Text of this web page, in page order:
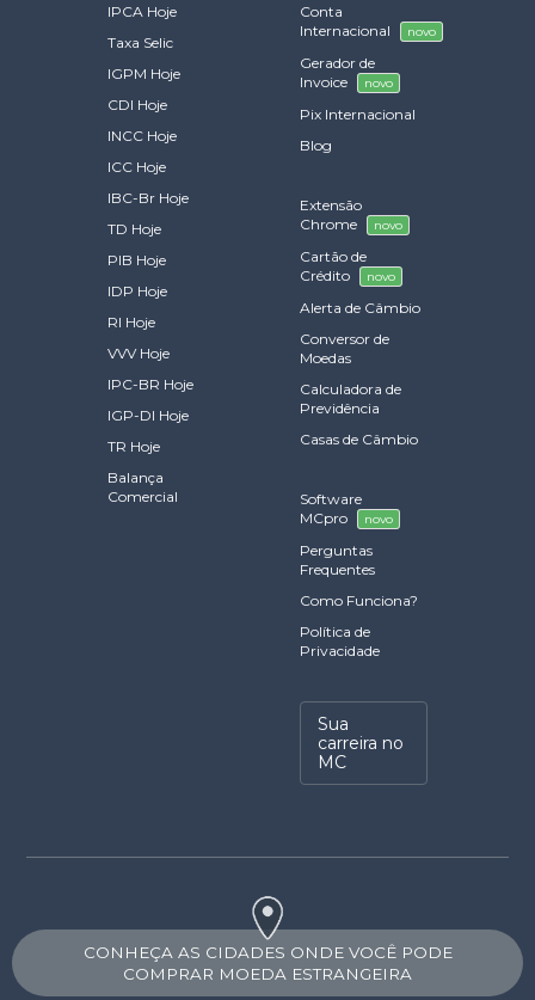
IPCA Hoje
Taxa Selic
IGPM Hoje
CDI Hoje
INCC Hoje
ICC Hoje
IBC-Br Hoje
TD Hoje
PIB Hoje
IDP Hoje
RI Hoje
VVV Hoje
IPC-BR Hoje
IGP-DI Hoje
TR Hoje
Balança
Comercial
Conta
Internacional
novo
Gerador de
Invoice
novo
Pix Internacional
Blog
Extensão
Chrome
novo
Cartão de
Crédito
novo
Alerta de Câmbio
Conversor de
Moedas
Calculadora de
Previdência
Casas de Câmbio
Software
MCpro
novo
Perguntas
Frequentes
Como Funciona?
Política de
Privacidade
Sua
carreira no
MC
CONHEÇA AS CIDADES ONDE VOCÊ PODE
COMPRAR MOEDA ESTRANGEIRA